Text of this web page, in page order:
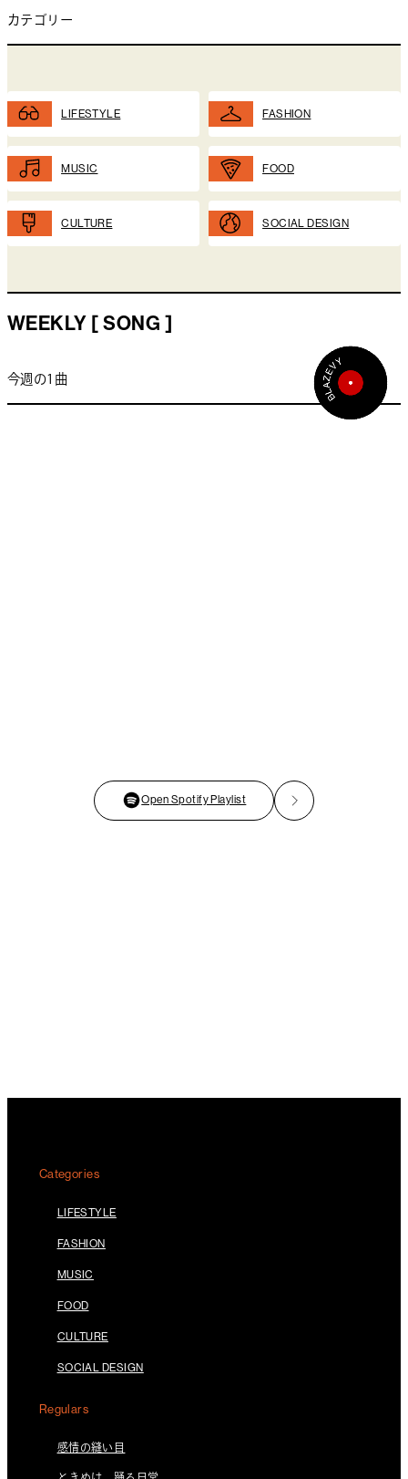
カテゴリー
LIFESTYLE FASHION
MUSIC FOOD
CULTURE SOCIAL DESIGN
WEEKLY [ SONG ]
今週の1曲
Open Spotify Playlist
Categories
LIFESTYLE
FASHION
MUSIC
FOOD
CULTURE
SOCIAL DESIGN
Regulars
感情の縫い目